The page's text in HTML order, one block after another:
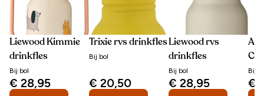
Liewood Kimmie
drinkfles
Bij bol
€ 28,95
Trixie rvs drinkfles
Bij bol
€ 20,50
Liewood rvs
drinkfles
Bij bol
€ 28,95
A
Bij
€